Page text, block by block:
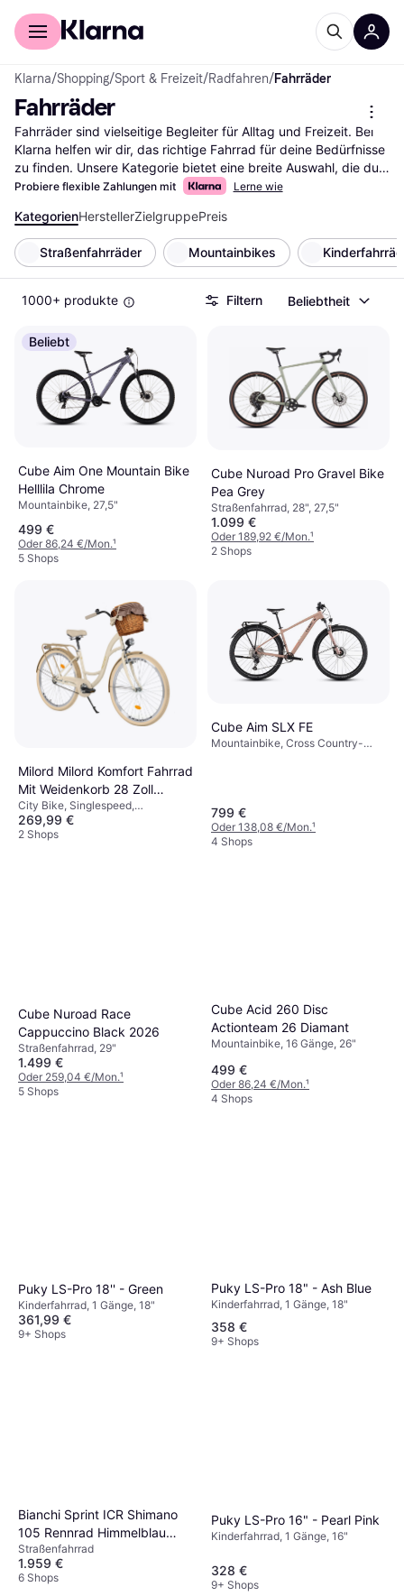
Für Shopper
Klarna/Shopping/Sport & Freizeit/Radfahren/Fahrräder
Fahrräder
Fahrräder sind vielseitige Begleiter für Alltag und Freizeit. Bei
Klarna helfen wir dir, das richtige Fahrrad für deine Bedürfnisse
zu finden. Unsere Kategorie bietet eine breite Auswahl, die du
mit praktischen Filtern durchsuchen kannst. Egal, ob du ein
leiten dich schnell zum passenden Modell. Du kannst nach
Marke, Preis oder Bewertungen filtern, um deine Suche weiter
einzugrenzen. So findest du schnell das Fahrrad, das zu dir
passt. Lies die Nutzerbewertungen, um mehr über die
Erfahrungen anderer zu erfahren und die richtige Wahl zu
treffen. Beginne hier deine Suche nach dem besten Fahrrad
und finde den perfekten Begleiter für deine nächste Tour.
Mehr über fahrräder »
Probiere flexible Zahlungen mit Lerne wie
KategorienHerstellerZielgruppePreis
Straßenfahrräder Mountainbikes
1000+ produkte Filtern Beliebtheit
Beliebt
Cube Aim One Mountain Bike
Helllila Chrome
Mountainbike, 27,5"
499 €
Oder 86,24 €/Mon.¹
5 Shops
Cube Nuroad Pro Gravel Bike
Pea Grey
Straßenfahrrad, 28", 27,5"
1.099 €
Oder 189,92 €/Mon.¹
2 Shops
Milord Milord Komfort Fahrrad
Mit Weidenkorb 28 Zoll
Creme-Braun Damenfahrrad
City Bike, Singlespeed,
Stadtfahrrad, 28"
269,99 €
2 Shops
Cube Aim SLX FE
Mountainbike, Cross Country-
799 €
Oder 138,08 €/Mon.¹
4 Shops
Cube Nuroad Race
Cappuccino Black 2026
Straßenfahrrad, 29"
1.499 €
Oder 259,04 €/Mon.¹
5 Shops
Cube Acid 260 Disc
Actionteam 26 Diamant
Mountainbike, 16 Gänge, 26"
499 €
Oder 86,24 €/Mon.¹
4 Shops
Puky LS-Pro 18'' - Green
Kinderfahrrad, 1 Gänge, 18"
361,99 €
9+ Shops
Puky LS-Pro 18" - Ash Blue
Kinderfahrrad, 1 Gänge, 18"
358 €
9+ Shops
Bianchi Sprint ICR Shimano
105 Rennrad Himmelblau
Herrenfahrrad
Straßenfahrrad
1.959 €
6 Shops
Puky LS-Pro 16" - Pearl Pink
Kinderfahrrad, 1 Gänge, 16"
328 €
9+ Shops